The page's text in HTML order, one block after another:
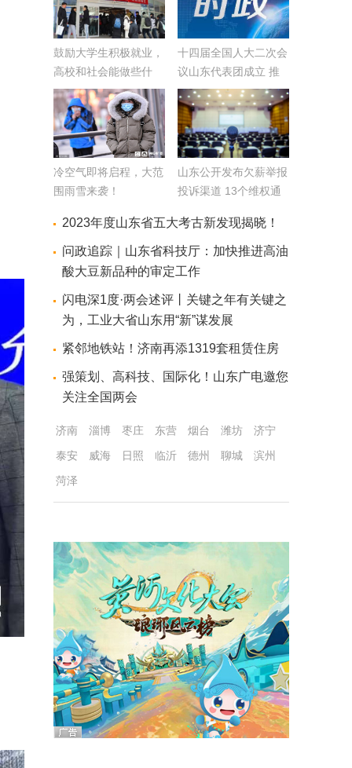
鼓励大学生积极就业，
高校和社会能做些什
么？
十四届全国人大二次会
议山东代表团成立 推
选林武为团长
冷空气即将启程，大范
围雨雪来袭！
山东公开发布欠薪举报
投诉渠道 13个维权通
题
2023年度山东省五大考古新发现揭晓！
问政追踪｜山东省科技厅：加快推进高油
酸大豆新品种的审定工作
闪电深1度·两会述评丨关键之年有关键之
为，工业大省山东用“新”谋发展
紧邻地铁站！济南再添1319套租赁住房
强策划、高科技、国际化！山东广电邀您
关注全国两会
济南 淄博 枣庄 东营 烟台 潍坊
济宁
泰安
威海 日照 临沂 德州 聊城
滨州
菏泽